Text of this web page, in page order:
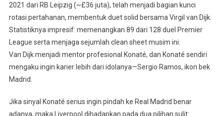
2021 dari RB Leipzig (~£36 juta), telah menjadi bagian kunci
rotasi pertahanan, membentuk duet solid bersama Virgil van Dijk.
Statistiknya impresif: memenangkan 89 dari 128 duel Premier
League serta menjaga sejumlah clean sheet musim ini.
Van Dijk menjadi mentor profesional Konaté, dan Konaté sendiri
mengaku ingin karier lebih dari idolanya—Sergio Ramos, ikon bek
Madrid.
Jika sinyal Konaté serius ingin pindah ke Real Madrid benar
adanya, maka Liverpool dihadapkan pada dua pilihan sulit: